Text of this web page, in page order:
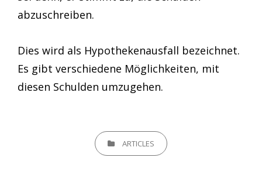
abzuschreiben.
Dies wird als Hypothekenausfall bezeichnet.
Es gibt verschiedene Möglichkeiten, mit
diesen Schulden umzugehen.
CATEGORIESARTICLES